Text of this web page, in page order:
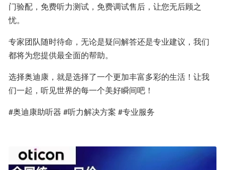
门验配，免费听力测试，免费调试售后，让您无后顾之
忧。
专家团队随时待命，无论是疑问解答还是专业建议，我们
都将为您提供最全面的帮助。
选择奥迪康，就是选择了一个更加丰富多彩的生活！让我
们一起，听见世界的每一个美好瞬间吧！
#奥迪康助听器 #听力解决方案 #专业服务